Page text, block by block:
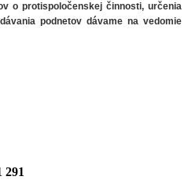
o protispoločenskej činnosti, určenia
podnetov dávame na vedomie
291